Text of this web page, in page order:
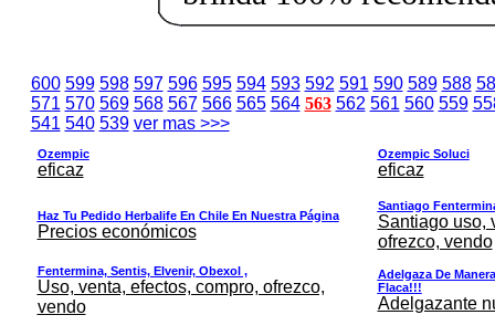
600 599 598 597 596 595 594 593 592 591 590 589 588
571 570 569 568 567 566 565 564 563 562 561 560 559
541 540 539 ver mas >>>
Ozempic
eficaz
Ozempic Soluci
eficaz
Haz Tu Pedido Herbalife En Chile En Nuestra Página
Precios económicos
Santiago
Santiago uso,
ofrezco, vendo
Fentermina, Sentis, Elvenir, Obexol ,
Uso, venta, efectos, compro, ofrezco,
vendo
Adelgaza De
Flaca!!!
Adelgazante